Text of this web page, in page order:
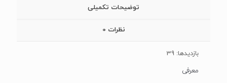
توضیحات تکمیلی
نظرات 0
بازدیدها: 39
معرفی